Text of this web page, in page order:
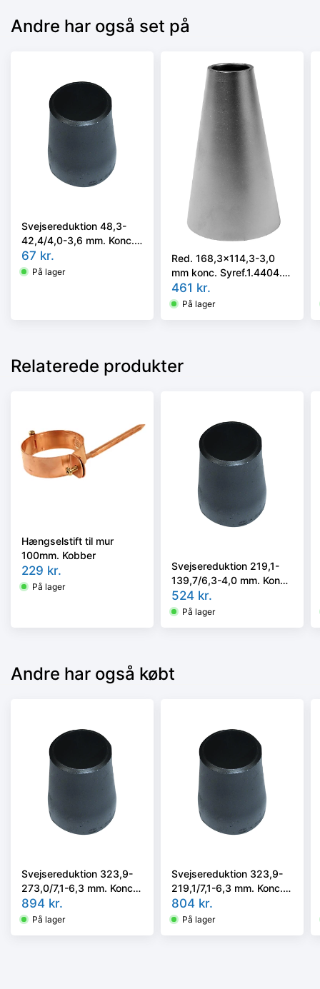
Andre har også set på
Svejsereduktion 48,3-
42,4/4,0-3,6 mm. Konc.
Kval. P235GH, EN 10253-
2 type B
67 kr.
På lager
Red. 168,3x114,3-3,0
mm konc. Syref.1.4404.
ISO 5251/EN10253-3 el.
4 i vort valg
461 kr.
På lager
Relaterede produkter
Hængselstift til mur
100mm. Kobber
229 kr.
På lager
Svejsereduktion 219,1-
139,7/6,3-4,0 mm. Konc.
Slyngr. Faset, Kval.
P235GH, EN 10253-
524 kr.
På lager
Andre har også købt
Svejsereduktion 323,9-
273,0/7,1-6,3 mm. Konc.
Kval. P235GH, EN 10253-
2/rk2 type B
894 kr.
På lager
Svejsereduktion 323,9-
219,1/7,1-6,3 mm. Konc.
Kval. P235GH, EN 10253-
2/rk2 type B
804 kr.
På lager